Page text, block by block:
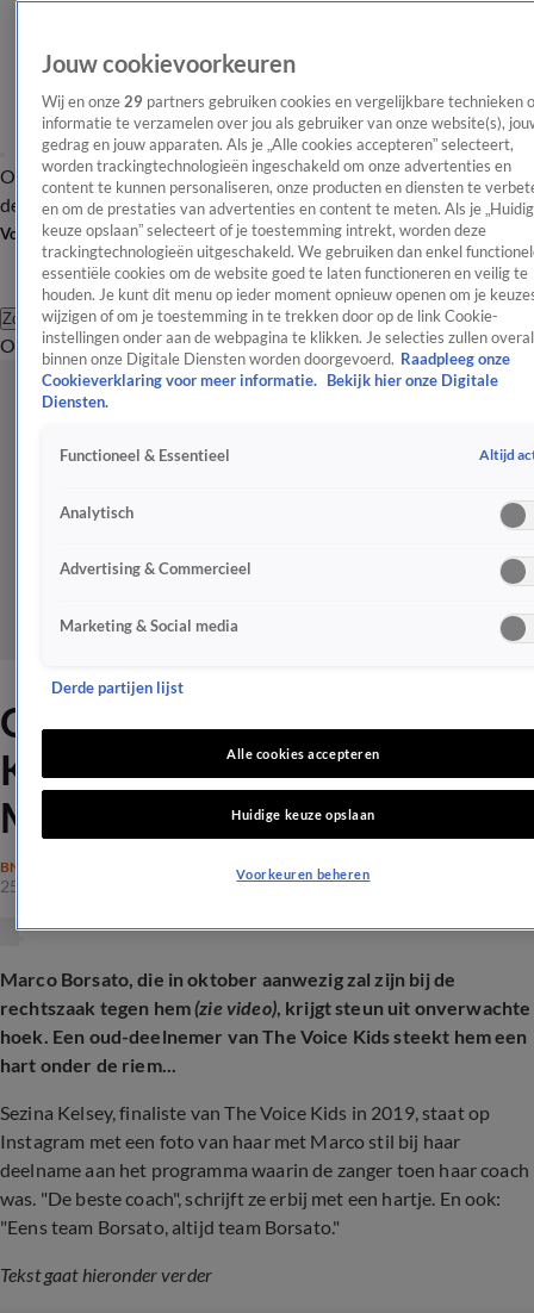
OverzichtAfleveringen Entertainment TV Algemeen
Tip
de redactieNieuwsbrief
Volg Shownieuws
Zoeken
OverzichtEntertainmentSpraakmakendRealityCrimeVideo's
Oud-deelnemer The Voice
Kids spreekt steun uit voor
Marco Borsato
BN'ERS
25 juni 2025, 21:35
Marco Borsato, die in oktober aanwezig zal zijn bij de
rechtszaak tegen hem(zie video), krijgt steun uit onverwachte
hoek. Een oud-deelnemer van The Voice Kids steekt hem een
hart onder de riem...
Sezina Kelsey, finaliste van The Voice Kids in 2019, staat op
Instagram met een foto van haar met Marco stil bij haar
deelname aan het programma waarin de zanger toen haar coach
was. "De beste coach", schrijft ze erbij met een hartje. En ook:
"Eens team Borsato, altijd team Borsato."
Tekst gaat hieronder verder
Jouw cookievoorkeuren
Wij en onze 29 partners gebruiken cookies en vergelijkbare technieken
informatie te verzamelen over jou als gebruiker van onze website(s),
gedrag en jouw apparaten. Als je „Alle cookies accepteren” selecteert,
worden trackingtechnologieën ingeschakeld om onze advertenties en
content te kunnen personaliseren, onze producten en diensten te
en om de prestaties van advertenties en content te meten. Als je
keuze opslaan” selecteert of je toestemming intrekt, worden deze
trackingtechnologieën uitgeschakeld. We gebruiken dan enkel
essentiële cookies om de website goed te laten functioneren en veilig te
houden. Je kunt dit menu op ieder moment opnieuw openen om je
wijzigen of om je toestemming in te trekken door op de link Cookie-
instellingen onder aan de webpagina te klikken. Je selecties zullen overal
binnen onze Digitale Diensten worden doorgevoerd. Raadpleeg onze
Cookieverklaring voor meer informatie.
Bekijk hier onze Digitale
Diensten.
Functioneel & Essentieel Altijd
Analytisch
Advertising & Commercieel
Marketing & Social media
Derde partijen lijst
Alle cookies accepteren
Huidige keuze opslaan
Voorkeuren beheren